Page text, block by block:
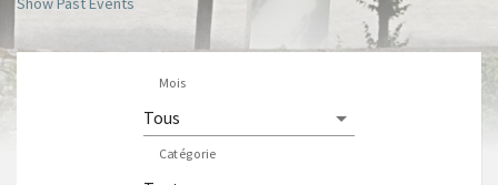
Mois
Catégorie